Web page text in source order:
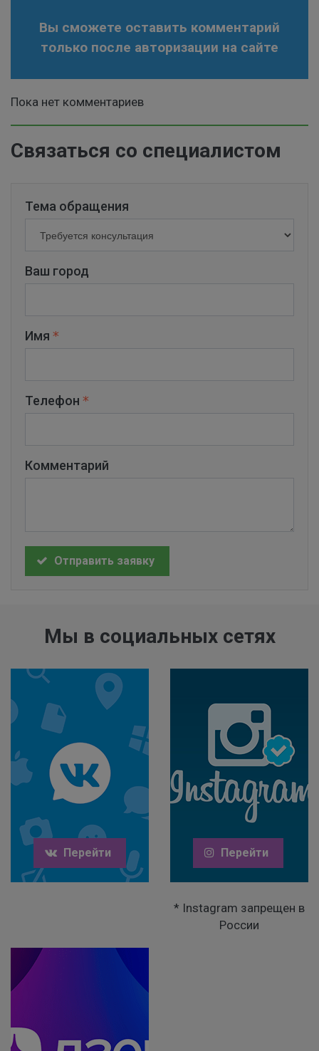
Вы сможете оставить комментарий
только после авторизации на сайте
Пока нет комментариев
Связаться со специалистом
Тема обращения
Ваш город
Имя
Телефон
Комментарий
Отправить заявку
Мы в социальных сетях
Перейти Перейти
* Instagram запрещен в
России